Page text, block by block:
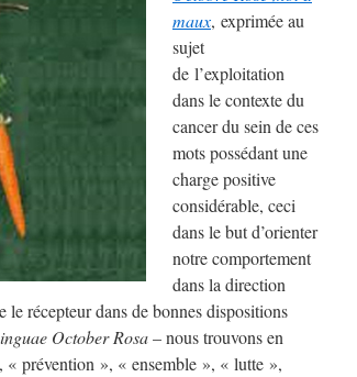
maux, exprimée au
sujet
de l’exploitation
dans le contexte du
cancer du sein de ces
mots possédant une
charge positive
considérable, ceci
dans le but d’orienter
notre comportement
dans la direction
récepteur dans de bonnes dispositions
October Rosa– nous trouvons en
prévention », « ensemble », « lutte »,